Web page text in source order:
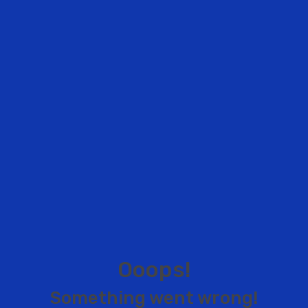
Ooops!
Something went wrong!